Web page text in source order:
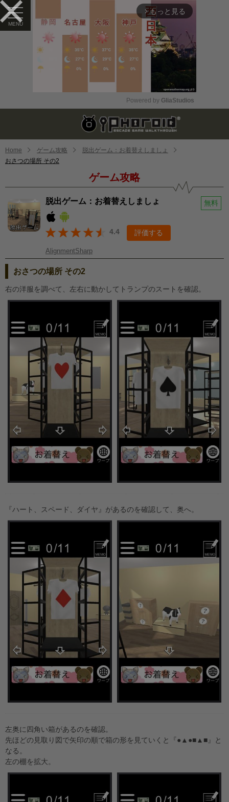
arrow_forward_ios もっと見る
Mute
Powered by GliaStudios
Home ゲーム攻略
脱出ゲーム：お着替えしましょ
おさつの場所 その2
ゲーム攻略
脱出ゲーム：お着替えしましょ 無料
4.4 評価する
AlignmentSharp
おさつの場所 その2
右の洋服を調べて、左右に動かしてトランプのスートを確認。
『ハート、スペード、ダイヤ』があるのを確認して、奥へ。
左奥に四角い箱があるのを確認。
先ほどの見取り図で矢印の順で箱の形を見ていくと『●▲●■▲■』と
なる。
左の棚を拡大。